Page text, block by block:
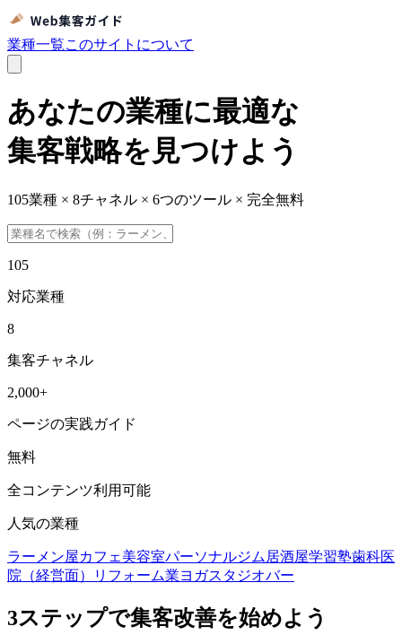
業種一覧このサイトについて
あなたの業種に最適な
集客戦略を見つけよう
105業種 × 8チャネル × 6つのツール × 完全無料
105
対応業種
8
集客チャネル
2,000+
ページの実践ガイド
無料
全コンテンツ利用可能
人気の業種
ラーメン屋カフェ 美容室パーソナルジム 居酒屋学習塾歯科医
院（経営面）
リフォーム業ヨガスタジオバー
3ステップで集客改善を始めよう